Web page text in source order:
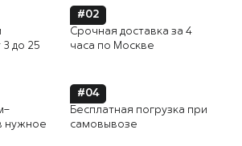
до 25
#02
Срочная доставка за 4
часа по Москве
нужное
#04
Бесплатная погрузка при
самовывозе